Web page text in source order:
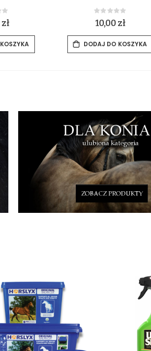
Rating:
0%
10,00 zł
DODAJ DO KOSZYKA